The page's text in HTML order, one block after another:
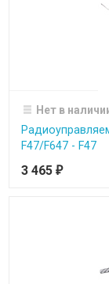
Нет в
F47/F647 - F47
3 465 ₽